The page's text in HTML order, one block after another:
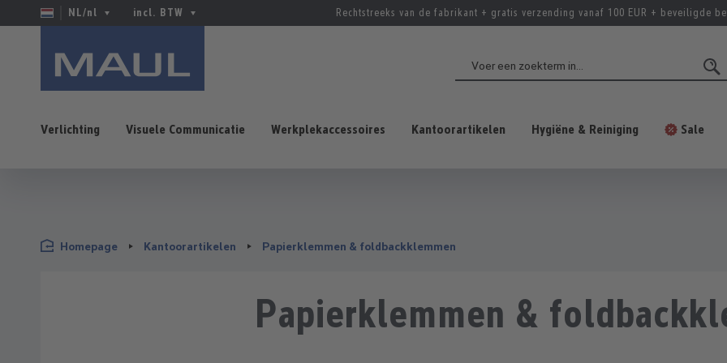
NL/nl incl. BTW Rechtstreeks van de fabrikant + gratis verzending vanaf 100 EUR + beveiligde
Verlichting Visuele Communicatie Werkplekaccessoires Kantoorartikelen Hygiëne & Reiniging Sale
Homepage Kantoorartikelen Papierklemmen & foldbackklemmen
Papierklemmen &